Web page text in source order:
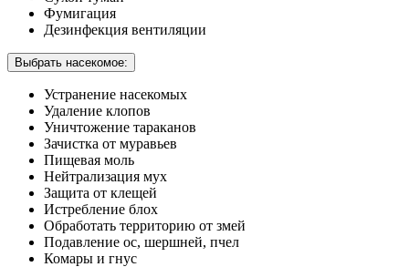
Фумигация
Дезинфекция вентиляции
Выбрать насекомое:
Устранение насекомых
Удаление клопов
Уничтожение тараканов
Зачистка от муравьев
Пищевая моль
Нейтрализация мух
Защита от клещей
Истребление блох
Обработать территорию от змей
Подавление ос, шершней, пчел
Комары и гнус